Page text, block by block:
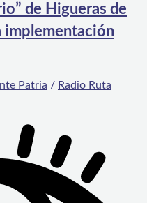
de Higueras de
implementación
Patria / Radio Ruta